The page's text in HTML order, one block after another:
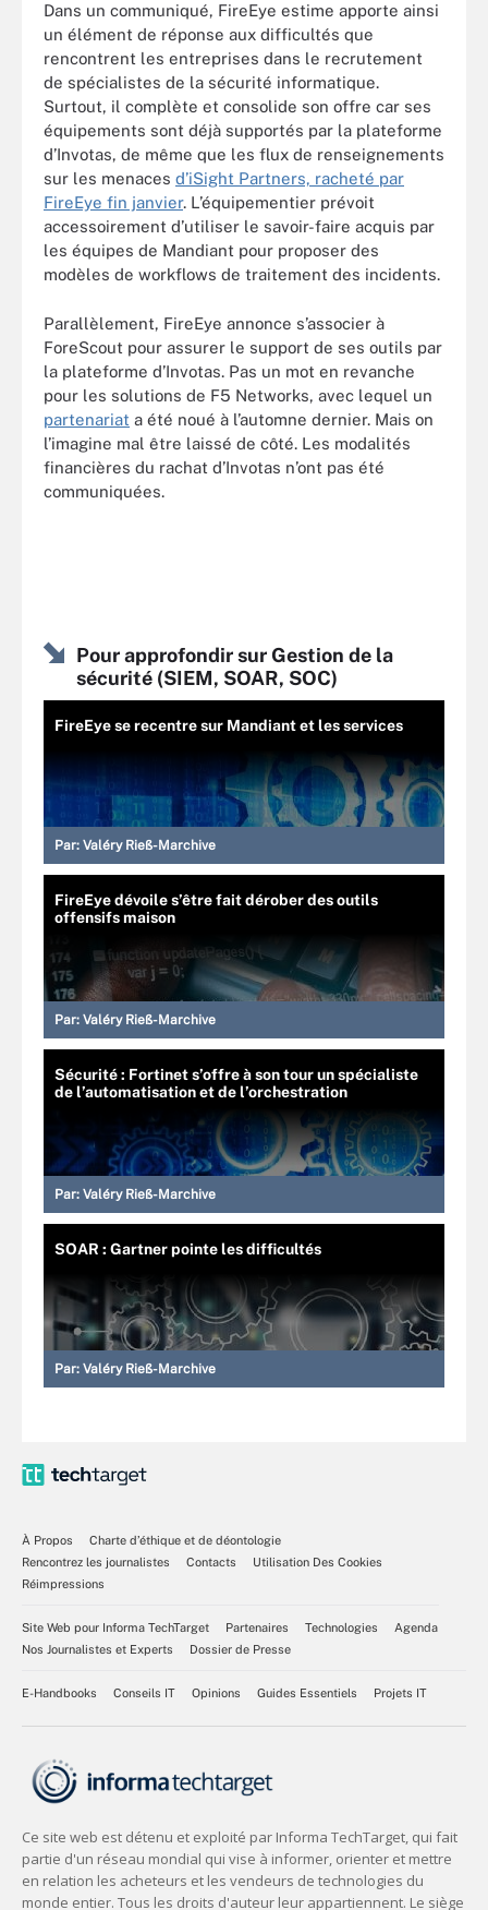
Dans un communiqué, FireEye estime apporte ainsi
un élément de réponse aux difficultés que
rencontrent les entreprises dans le recrutement
de spécialistes de la sécurité informatique.
Surtout, il complète et consolide son offre car ses
équipements sont déjà supportés par la plateforme
d’Invotas, de même que les flux de renseignements
sur les menaces d’iSight Partners, racheté par
FireEye fin janvier. L’équipementier prévoit
accessoirement d’utiliser le savoir-faire acquis par
les équipes de Mandiant pour proposer des
modèles de workflows de traitement des incidents.
Parallèlement, FireEye annonce s’associer à
ForeScout pour assurer le support de ses outils par
la plateforme d’Invotas. Pas un mot en revanche
pour les solutions de F5 Networks, avec lequel un
partenariat a été noué à l’automne dernier. Mais on
l’imagine mal être laissé de côté. Les modalités
financières du rachat d’Invotas n’ont pas été
communiquées.
Pour approfondir sur Gestion de la
sécurité (SIEM, SOAR, SOC)
FireEye se recentre sur Mandiant et les services
Par: Valéry Rieß-Marchive
FireEye dévoile s’être fait dérober des outils
offensifs maison
Par: Valéry Rieß-Marchive
Sécurité : Fortinet s’offre à son tour un spécialiste
de l’automatisation et de l’orchestration
Par: Valéry Rieß-Marchive
SOAR : Gartner pointe les difficultés
Par: Valéry Rieß-Marchive
À Propos
Charte d’éthique et de déontologie
Rencontrez les journalistes
Contacts
Utilisation Des Cookies
Réimpressions
Site Web pour Informa TechTarget Partenaires Technologies
Agenda
Nos Journalistes et Experts
Dossier de Presse
E-Handbooks Conseils IT Opinions Guides Essentiels Projets IT